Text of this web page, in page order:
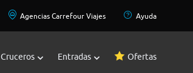
Agencias Carrefour Viajes Ayuda
Cruceros Entradas Ofertas